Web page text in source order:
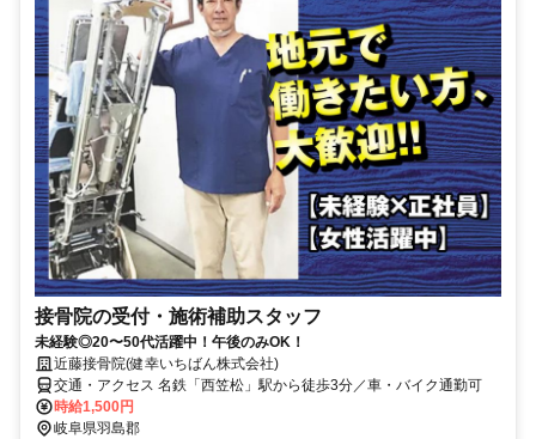
接骨院の受付・施術補助スタッフ
未経験◎20〜50代活躍中！午後のみOK！
近藤接骨院(健幸いちばん株式会社)
交通・アクセス 名鉄「西笠松」駅から徒歩3分／車・バイク通勤可
時給1,500円
岐阜県羽島郡